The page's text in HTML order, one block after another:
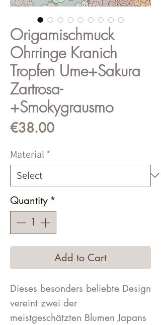
Origamischmuck
Ohrringe Kranich
Tropfen Ume+Sakura
Zartrosa-
+Smokygrausmo
€38.00Price
Material *
Quantity *
Add to Cart
Dieses besonders beliebte Design
vereint zwei der
meistgeschätzten Blumen Japans